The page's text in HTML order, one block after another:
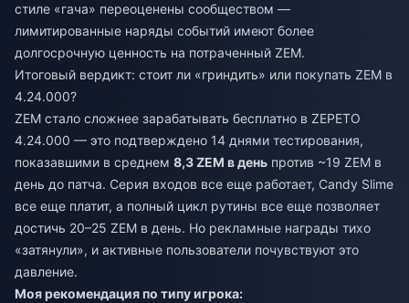
стиле «гача» переоценены сообществом —
лимитированные наряды событий имеют более
долгосрочную ценность на потраченный ZEM.
Итоговый вердикт: стоит ли «гриндить» или покупать ZEM в
4.24.000?
ZEM стало сложнее зарабатывать бесплатно в ZEPETO
4.24.000 — это подтверждено 14 днями тестирования,
показавшими в среднем 8,3 ZEM в день против ~19 ZEM в
день до патча. Серия входов все еще работает, Candy Slime
все еще платит, а полный цикл рутины все еще позволяет
достичь 20–25 ZEM в день. Но рекламные награды тихо
«затянули», и активные пользователи почувствуют это
давление.
Моя рекомендация по типу игрока: